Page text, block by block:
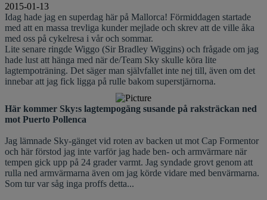
2015-01-13
Idag hade jag en superdag här på Mallorca! Förmiddagen startade
med att en massa trevliga kunder mejlade och skrev att de ville åka
med oss på cykelresa i vår och sommar.
Lite senare ringde Wiggo (Sir Bradley Wiggins) och frågade om jag
hade lust att hänga med när de/Team Sky skulle köra lite
lagtempoträning. Det säger man självfallet inte nej till, även om det
innebar att jag fick ligga på rulle bakom superstjärnorna.
Här kommer Sky:s lagtempogäng susande på raksträckan ned
mot Puerto Pollenca
Jag lämnade Sky-gänget vid roten av backen ut mot Cap Formentor
och här förstod jag inte varför jag hade ben- och armvärmare när
tempen gick upp på 24 grader varmt. Jag syndade grovt genom att
rulla ned armvärmarna även om jag körde vidare med benvärmarna.
Som tur var såg inga proffs detta...